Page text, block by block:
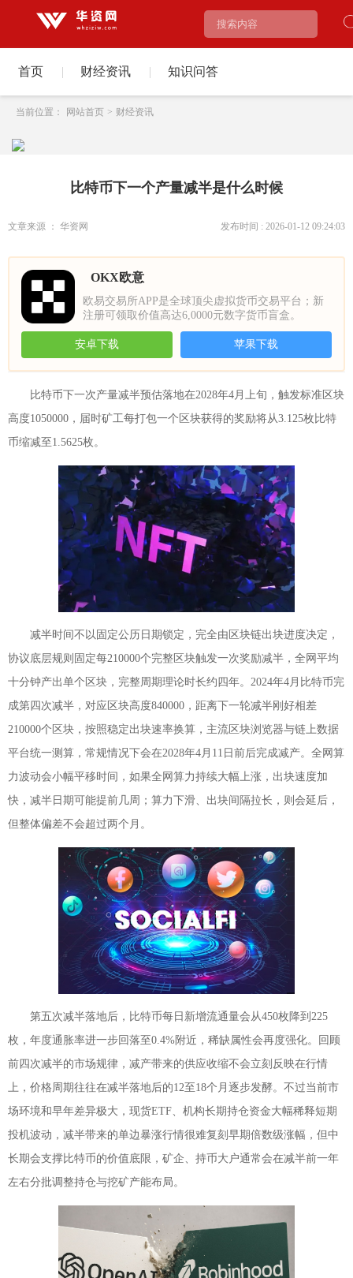
首页 | 财经资讯 | 知识问答
当前位置： 网站首页 > 财经资讯
比特币下一个产量减半是什么时候
文章来源 ： 华资网 发布时间 : 2026-01-12 09:24:03
OKX欧意
欧易交易所APP是全球顶尖虚拟货币交易平台；新
注册可领取价值高达6,0000元数字货币盲盒。
安卓下载 苹果下载
比特币下一次产量减半预估落地在2028年4月上旬，触发标准区块
高度1050000，届时矿工每打包一个区块获得的奖励将从3.125枚比特
币缩减至1.5625枚。
减半时间不以固定公历日期锁定，完全由区块链出块进度决定，
协议底层规则固定每210000个完整区块触发一次奖励减半，全网平均
十分钟产出单个区块，完整周期理论时长约四年。2024年4月比特币完
成第四次减半，对应区块高度840000，距离下一轮减半刚好相差
210000个区块，按照稳定出块速率换算，主流区块浏览器与链上数据
平台统一测算，常规情况下会在2028年4月11日前后完成减产。全网算
力波动会小幅平移时间，如果全网算力持续大幅上涨，出块速度加
快，减半日期可能提前几周；算力下滑、出块间隔拉长，则会延后，
但整体偏差不会超过两个月。
第五次减半落地后，比特币每日新增流通量会从450枚降到225
枚，年度通胀率进一步回落至0.4%附近，稀缺属性会再度强化。回顾
前四次减半的市场规律，减产带来的供应收缩不会立刻反映在行情
上，价格周期往往在减半落地后的12至18个月逐步发酵。不过当前市
场环境和早年差异极大，现货ETF、机构长期持仓资金大幅稀释短期
投机波动，减半带来的单边暴涨行情很难复刻早期倍数级涨幅，但中
长期会支撑比特币的价值底限，矿企、持币大户通常会在减半前一年
左右分批调整持仓与挖矿产能布局。